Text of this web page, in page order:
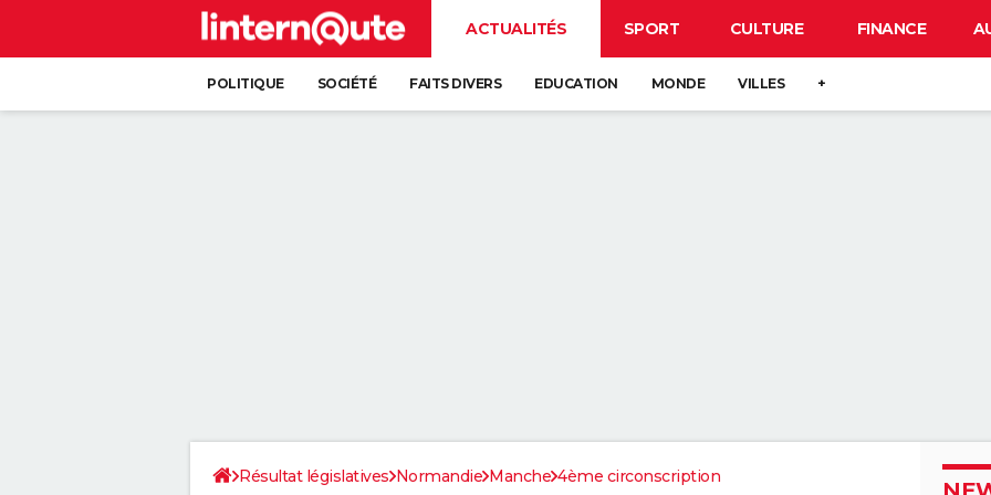
ACTUALITÉS SPORT CULTURE FINANCE
POLITIQUE SOCIÉTÉ FAITS DIVERS EDUCATION MONDE VILLES +
Résultat législatives Normandie Manche 4ème circonscription